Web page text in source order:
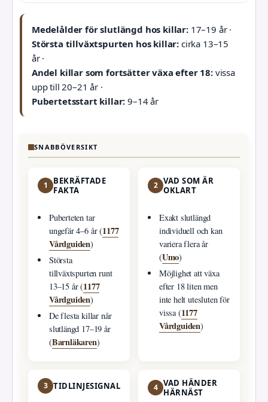
Medelålder för slutlängd hos killar:17–19 år ·
Största tillväxtspurten hos killar: cirka 13–15
år ·
Andel killar som fortsätter växa efter 18:vissa
upp till 20–21 år ·
Pubertetsstart killar: 9–14 år
SNABBÖVERSIKT
1
BEKRÄFTADE
FAKTA
Puberteten tar
ungefär 4–6 år (1177
Vårdguiden)
Största
tillväxtspurten runt
13–15 år (1177
Vårdguiden)
De flesta killar når
slutlängd 17–19 år
(Barnläkaren)
2 VAD SOM ÄR
OKLART
Exakt slutlängd
individuell och kan
variera flera år
(Umo)
Möjlighet att växa
efter 18 liten men
inte helt utesluten för
vissa (1177
Vårdguiden)
3 TIDLINJESIGNAL 4 VAD HÄNDER
HÄRNÄST